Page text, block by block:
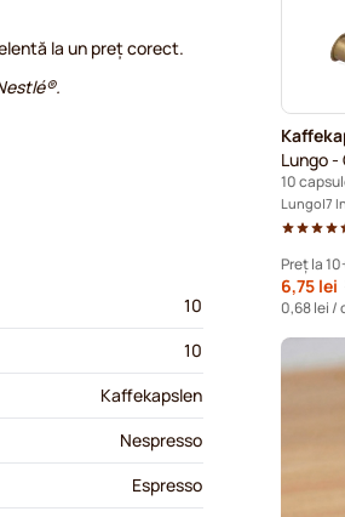
Lungo -
Lungo 7
Preț la
De la
6,75 lei
0,68 lei /
la un preț corect.
10
10
Kaffekapslen
Nespresso
Espresso